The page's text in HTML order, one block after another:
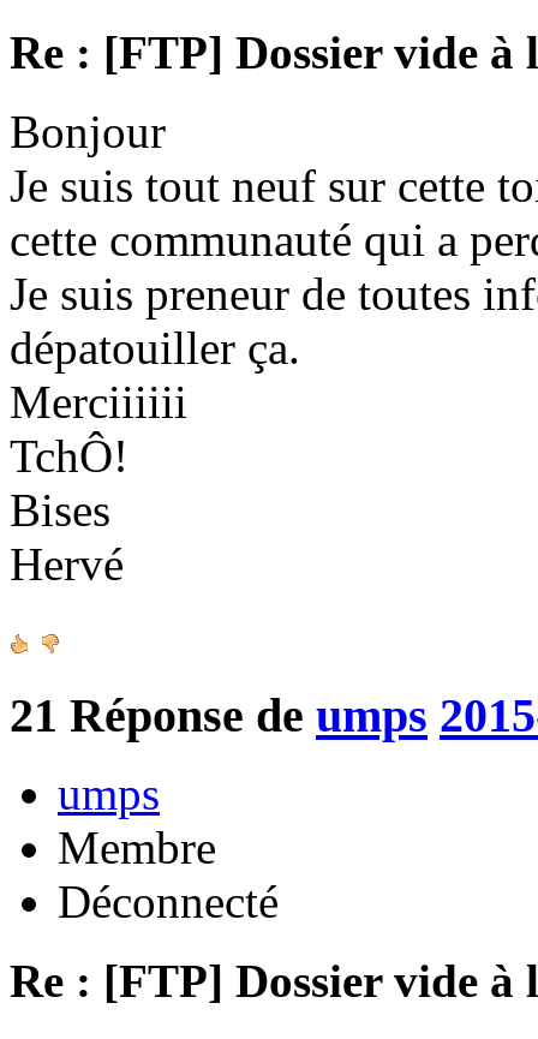
Re : [FTP] Dossier vide à
Bonjour
Je suis tout neuf sur cette
cette communauté qui a
Je suis preneur de toutes
dépatouiller ça.
Merciiiiii
TchÔ!
Bises
Hervé
21 Réponse de umps
umps
Membre
Déconnecté
Re : [FTP] Dossier vide à